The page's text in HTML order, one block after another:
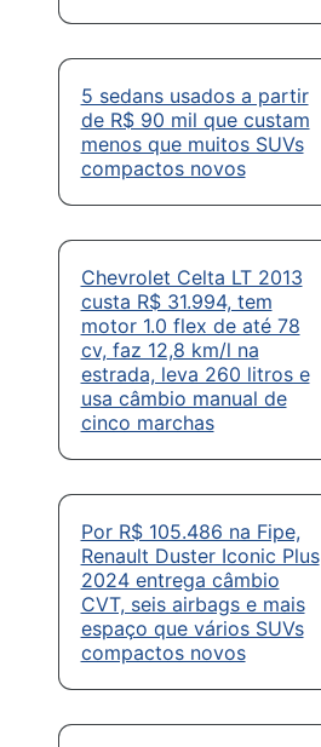
5 sedans usados a partir
de R$ 90 mil que custam
menos que muitos SUVs
compactos novos
Chevrolet Celta LT 2013
custa R$ 31.994, tem
motor 1.0 flex de até 78
cv, faz 12,8 km/l na
estrada, leva 260 litros e
usa câmbio manual de
cinco marchas
Por R$ 105.486 na Fipe,
Renault Duster Iconic Plus
2024 entrega câmbio
CVT, seis airbags e mais
espaço que vários SUVs
compactos novos